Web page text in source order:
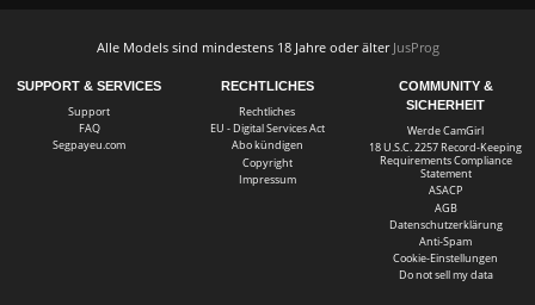
Alle Models sind mindestens 18 Jahre oder älter JusProg
SUPPORT & SERVICES
Support
FAQ
Segpayeu.com
RECHTLICHES
Rechtliches
EU - Digital Services Act
Abo kündigen
Copyright
Impressum
COMMUNITY &
SICHERHEIT
Werde CamGirl
18 U.S.C. 2257 Record-Keeping
Requirements Compliance
Statement
ASACP
AGB
Datenschutzerklärung
Anti-Spam
Cookie-Einstellungen
Do not sell my data